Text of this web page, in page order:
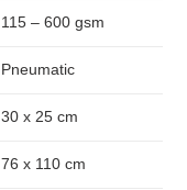
115 – 600 gsm
Pneumatic
30 x 25 cm
76 x 110 cm